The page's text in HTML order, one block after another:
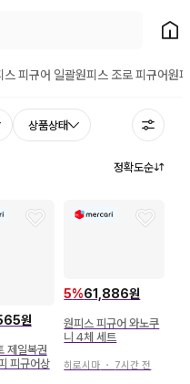
홈으
스 피규어 일괄원피스 조로 피규어원
상품상태
정확도순
원
제일복권
피규어상
5%61,886원
원피스 피규어 와노쿠
니 4체 세트
히로시마 ・ 7시간 전